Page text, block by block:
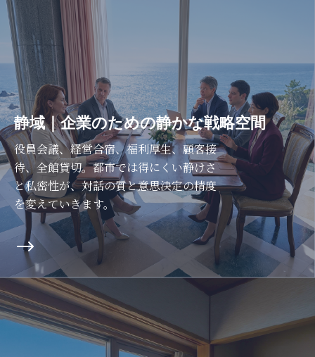
静域｜企業のための静かな戦略空間
役員会議、経営合宿、福利厚生、顧客接
待、全館貸切。都市では得にくい静けさ
と私密性が、対話の質と意思決定の精度
を変えていきます。